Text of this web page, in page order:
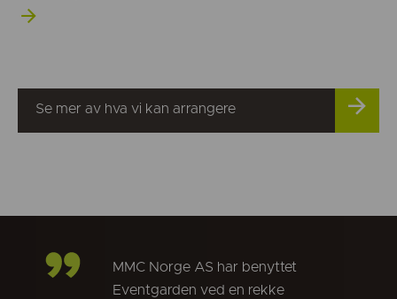
Se mer av hva vi kan arrangere
MMC Norge AS har benyttet
Eventgarden ved en rekke